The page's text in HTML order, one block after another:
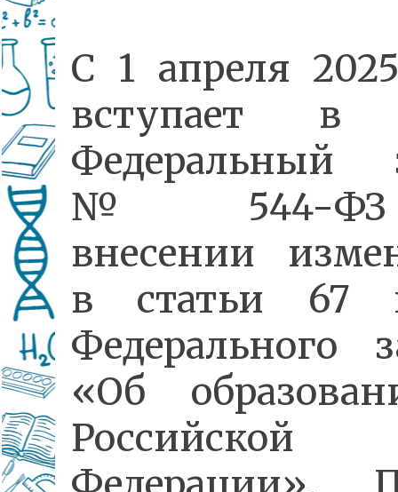
С 1 апреля
вступает в
Федеральный
№ 544-
внесении
в статьи 67
Федерального
«Об
Российской